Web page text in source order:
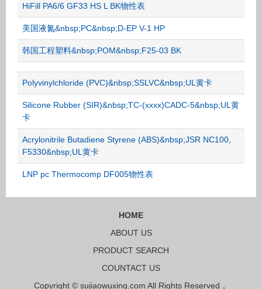
HiFill PA6/6 GF33 HS L BK物性表
美国液氮&nbsp;PC&nbsp;D-EP V-1 HP
韩国工程塑料&nbsp;POM&nbsp;F25-03 BK
Polyvinylchloride (PVC)&nbsp;SSLVC&nbsp;UL黄卡
Silicone Rubber (SIR)&nbsp;TC-(xxxx)CADC-5&nbsp;UL黄
卡
Acrylonitrile Butadiene Styrene (ABS)&nbsp;JSR NC100,
F5330&nbsp;UL黄卡
LNP pc Thermocomp DF005物性表
HOME
ABOUT US
PRODUCT SEARCH
COUNTACT US
Copyright © sujiaowuxing.com All Rights Reserved，